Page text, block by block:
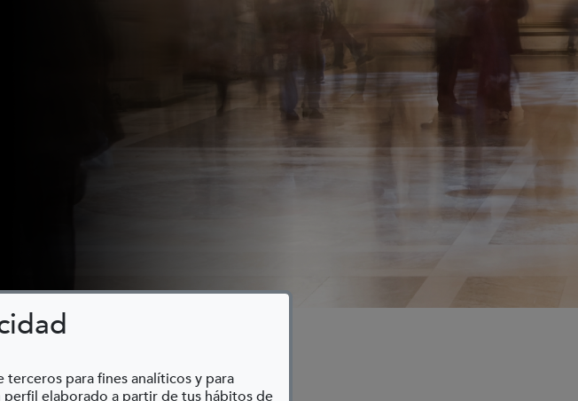
para fines analíticos y para
elaborado a partir de tus hábitos de